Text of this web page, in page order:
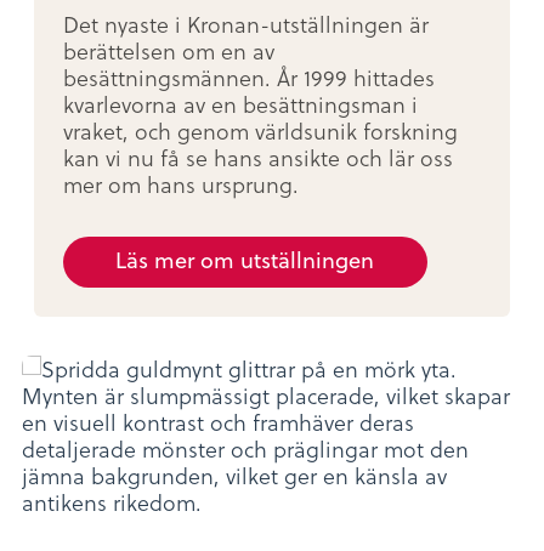
Det nyaste i Kronan-utställningen är
berättelsen om en av
besättningsmännen. År 1999 hittades
kvarlevorna av en besättningsman i
vraket, och genom världsunik forskning
kan vi nu få se hans ansikte och lär oss
mer om hans ursprung.
Läs mer om utställningen